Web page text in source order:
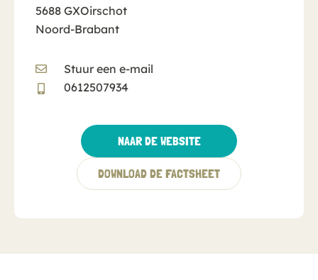
5688 GXOirschot
Noord-Brabant
Stuur een e-mail
0612507934
NAAR DE WEBSITE
DOWNLOAD DE FACTSHEET